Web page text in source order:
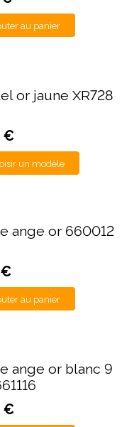
au panier
or jaune XR728
€
un modèle
ange or 660012
€
au panier
ange or blanc 9
€